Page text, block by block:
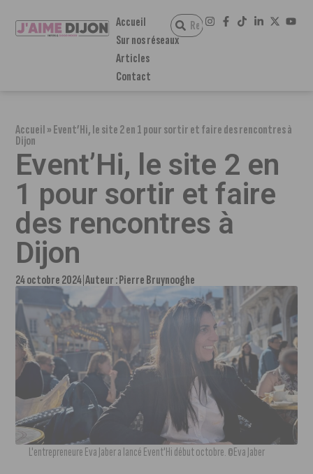
Accueil
Sur nos réseaux
Articles
Contact
Accueil»Event’Hi, le site 2 en 1 pour sortir et faire des rencontres à
Dijon
Event’Hi, le site 2 en
1 pour sortir et faire
des rencontres à
Dijon
24 octobre 2024 Auteur :Pierre Bruynooghe
L'entrepreneure Eva Jaber a lancé Event'Hi début octobre. ©Eva Jaber